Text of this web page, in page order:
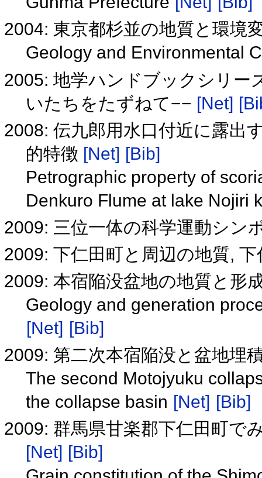
2004: 東京都杉並の地質と環境
Geology and Environmental
2005: 地学ハンドブックシリー
いたちをたずねて−− [Net]
2008: 伝九郎用水口付近に露出
的特徴 [Net] [Bib]
Petrographic property of
Denkuro Flume at lake Nojiri
2009: 三位一体の科学運動シン
2009: 下仁田町と周辺の地質,
2009: 本宿陥没盆地の地質と形
Geology and generation
[Net] [Bib]
2009: 第二次本宿陥没と盆地埋
The second Motojyuku
the collapse basin [Net] [Bib]
2009: 群馬県甘楽郡下仁田町で
[Net] [Bib]